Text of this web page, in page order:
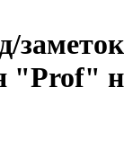
заметок
"Prof"